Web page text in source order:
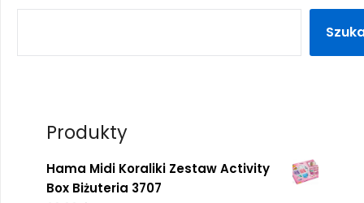
Produkty
Hama Midi Koraliki Zestaw Activity
Box Biżuteria 3707